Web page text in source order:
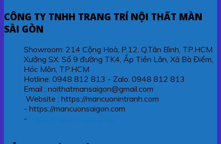
CÔNG TY TNHH TRANG TRÍ NỘI THẤT MÀN
SÀI GÒN
Showroom: 214 Cộng Hoà, P.12, Q.Tân Bình, TP.HCM
Xưởng SX: Số 9 đường TK4, Ấp Tiền Lân, Xã Bà Điểm,
Hóc Môn, TP.HCM
Hotline: 0948 812 813 - Zalo: 0948 812 813
Email : noithatmansaigon@gmail.com
Website : https://mancuonintranh.com
- https://mancuonsaigon.com
-